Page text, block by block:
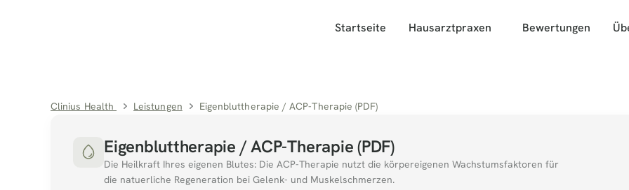
Startseite Hausarztpraxen Bewertungen
Clinius Health Leistungen Eigenbluttherapie / ACP-Therapie (PDF)
Eigenbluttherapie / ACP-Therapie (PDF)
Die Heilkraft Ihres eigenen Blutes: Die ACP-Therapie nutzt die körpereigenen Wachstumsfaktoren für
die natuerliche Regeneration bei Gelenk- und Muskelschmerzen.